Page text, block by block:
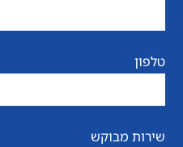
טלפון
שירות מבוקש